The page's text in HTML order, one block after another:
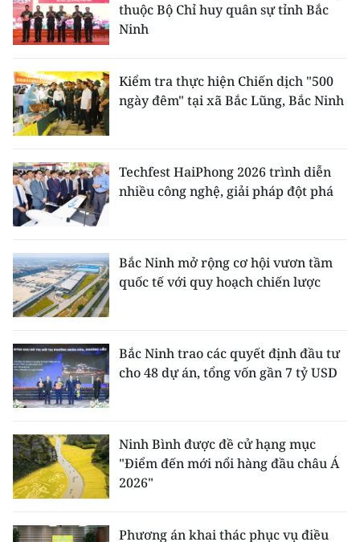
thuộc Bộ Chỉ huy quân sự tỉnh Bắc
Ninh
Kiểm tra thực hiện Chiến dịch "500
ngày đêm" tại xã Bắc Lũng, Bắc Ninh
Techfest HaiPhong 2026 trình diễn
nhiều công nghệ, giải pháp đột phá
Bắc Ninh mở rộng cơ hội vươn tầm
quốc tế với quy hoạch chiến lược
Bắc Ninh trao các quyết định đầu tư
cho 48 dự án, tổng vốn gần 7 tỷ USD
Ninh Bình được đề cử hạng mục
"Điểm đến mới nổi hàng đầu châu Á
2026"
Phương án khai thác phục vụ điều